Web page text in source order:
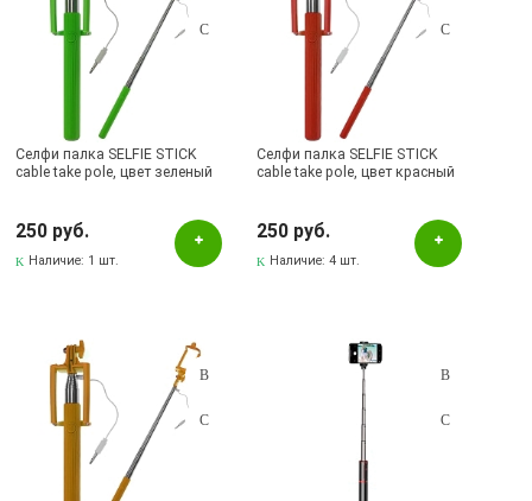
Селфи палка SELFIE STICK
cable take pole, цвет зеленый
250 руб.
Наличие: 1 шт.
Селфи палка SELFIE STICK
cable take pole, цвет красный
250 руб.
Наличие:4 шт.